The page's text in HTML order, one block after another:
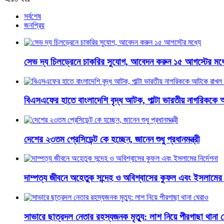
সর্বশেষ
জনপ্রিয়
সেভ দ্য চিলড্রেনে চাকরির সুযোগ, আবেদন করুন ১৫ আগস্টের
বিএসএফের হাতে বাংলাদেশি বৃদ্ধ আটক, পাল্টা ভারতীয় নাগরিককে
দেশের ২৩তম প্রেসিডেন্ট কে হচ্ছেন, জানেন শুধু প্রধানমন্ত্রী
দাম্পত্য জীবনে অহেতুক সন্দেহ ও অবিশ্বাসের কুফল এবং ইসলামের
সাভারে ছাত্রদল নেতার রহস্যজনক মৃত্যু: লাশ নিয়ে পীরগাছা থানা